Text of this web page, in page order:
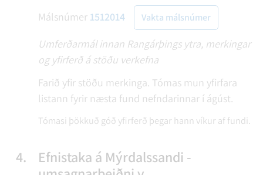
Málsnúmer 1512014 Vakta málsnúmer
Umferðarmál innan Rangárþings ytra, merkingar
og yfirferð á stöðu verkefna
Farið yfir stöðu merkinga. Tómas mun yfirfara
listann fyrir næsta fund nefndarinnar í ágúst.
Tómasi þökkuð góð yfirferð þegar hann víkur af fundi.
4.
Efnistaka á Mýrdalssandi -